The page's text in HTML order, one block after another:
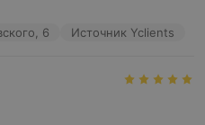
6 Источник Yclients